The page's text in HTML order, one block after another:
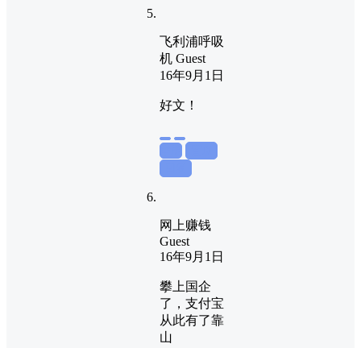
飞利浦呼吸
机 Guest
16年9月1日
好文！
网上赚钱
Guest
16年9月1日
攀上国企
了，支付宝
从此有了靠
山